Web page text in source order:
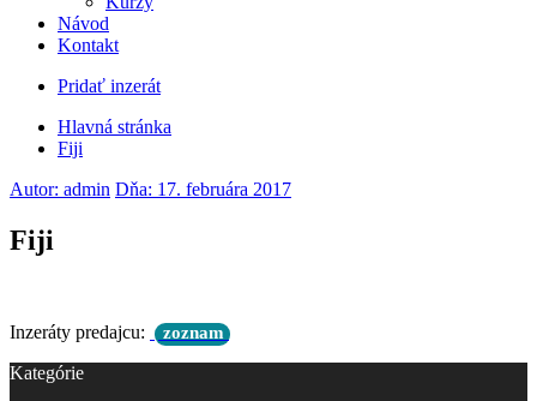
Návod
Kontakt
Pridať inzerát
Hlavná stránka
Fiji
Autor: admin Dňa: 17. februára 2017
Fiji
Inzeráty predajcu: zoznam
Kategórie